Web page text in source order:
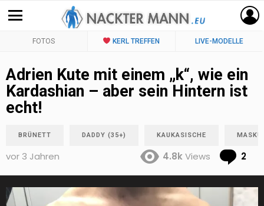
FOTOS KERL TREFFEN LIVE-MODELLE
Adrien Kute mit einem „k“, wie ein
Kardashian – aber sein Hintern ist
echt!
BRÜNETT DADDY (35+) KAUKASISCHE
vor 3 Jahren 4.8kViews 2